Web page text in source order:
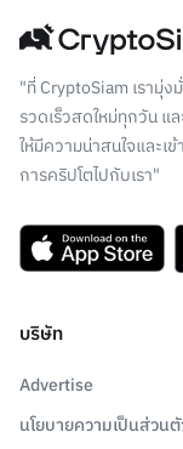
"ที่ CryptoSiam เรามุ่ง
รวดเร็วสดใหม่ทุกวัน แ
ให้มีความน่าสนใจและเ
การคริปโตไปกับเรา"
บริษัท
Advertise
นโยบายความเป็นส่วน